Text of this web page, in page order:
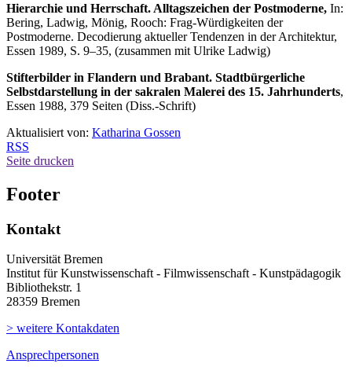
Hierarchie und Herrschaft. Alltagszeichen der Postmoderne, In:
Bering, Ladwig, Mönig, Rooch: Frag-Würdigkeiten der
Postmoderne. Decodierung aktueller Tendenzen in der Architektur,
Essen 1989, S. 9–35, (zusammen mit Ulrike Ladwig)
Stifterbilder in Flandern und Brabant. Stadtbürgerliche
Selbstdarstellung in der sakralen Malerei des 15. Jahrhunderts,
Essen 1988, 379 Seiten (Diss.-Schrift)
Aktualisiert von: Katharina Gossen
RSS
Seite drucken
Footer
Kontakt
Universität Bremen
Institut für Kunstwissenschaft - Filmwissenschaft - Kunstpädagogik
Bibliothekstr. 1
28359 Bremen
> weitere Kontakdaten
Ansprechpersonen